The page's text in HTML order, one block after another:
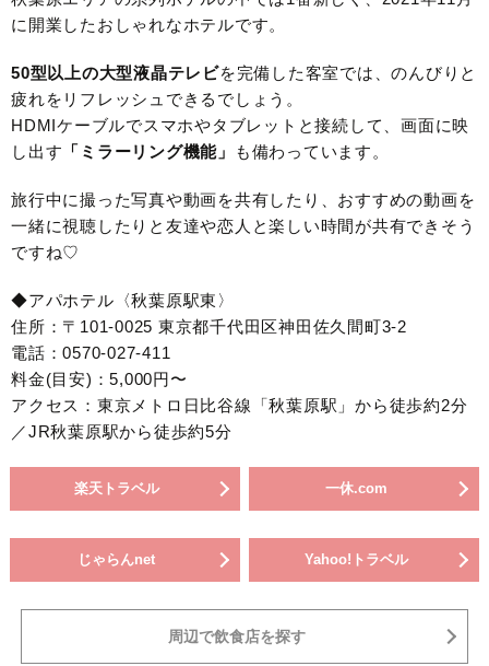
に開業したおしゃれなホテルです。
50型以上の大型液晶テレビを完備した客室では、のんびりと
疲れをリフレッシュできるでしょう。
HDMIケーブルでスマホやタブレットと接続して、画面に映
し出す 「ミラーリング機能 」 も備わっています。
旅行中に撮った写真や動画を共有したり、おすすめの動画を
一緒に視聴したりと友達や恋人と楽しい時間が共有できそう
ですね♡
◆アパホテル〈秋葉原駅東〉
住所：〒101-0025 東京都千代田区神田佐久間町3-2
電話：0570-027-411
料金(目安)：5,000円〜
アクセス：東京メトロ日比谷線「秋葉原駅」から徒歩約2分
／JR秋葉原駅から徒歩約5分
楽天トラベル 一休.com
じゃらんnet Yahoo!トラベル
周辺で飲食店を探す